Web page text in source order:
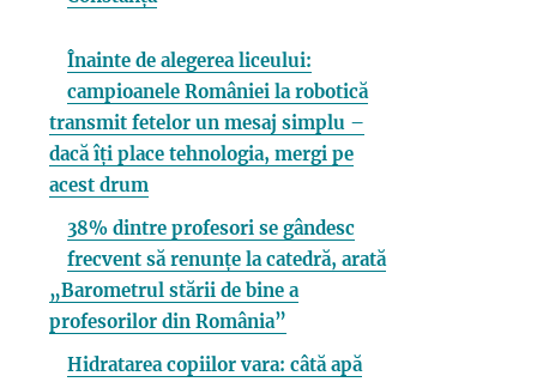
Înainte de alegerea liceului:
campioanele României la robotică
transmit fetelor un mesaj simplu –
dacă îți place tehnologia, mergi pe
acest drum
38% dintre profesori se gândesc
frecvent să renunțe la catedră, arată
„Barometrul stării de bine a
profesorilor din România”
Hidratarea copiilor vara: câtă apă